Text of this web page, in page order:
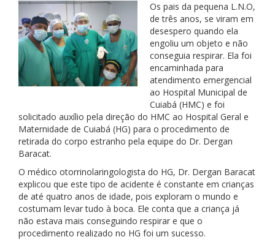
Os pais da pequena L.N.O,
de três anos, se viram em
desespero quando ela
engoliu um objeto e não
conseguia respirar. Ela foi
encaminhada para
atendimento emergencial
ao Hospital Municipal de
Cuiabá (HMC) e foi
solicitado auxílio pela direção do HMC ao Hospital Geral e
Maternidade de Cuiabá (HG) para o procedimento de
retirada do corpo estranho pela equipe do Dr. Dergan
Baracat.
O médico otorrinolaringologista do HG, Dr. Dergan Baracat
explicou que este tipo de acidente é constante em crianças
de até quatro anos de idade, pois exploram o mundo e
costumam levar tudo à boca. Ele conta que a criança já
não estava mais conseguindo respirar e que o
procedimento realizado no HG foi um sucesso.